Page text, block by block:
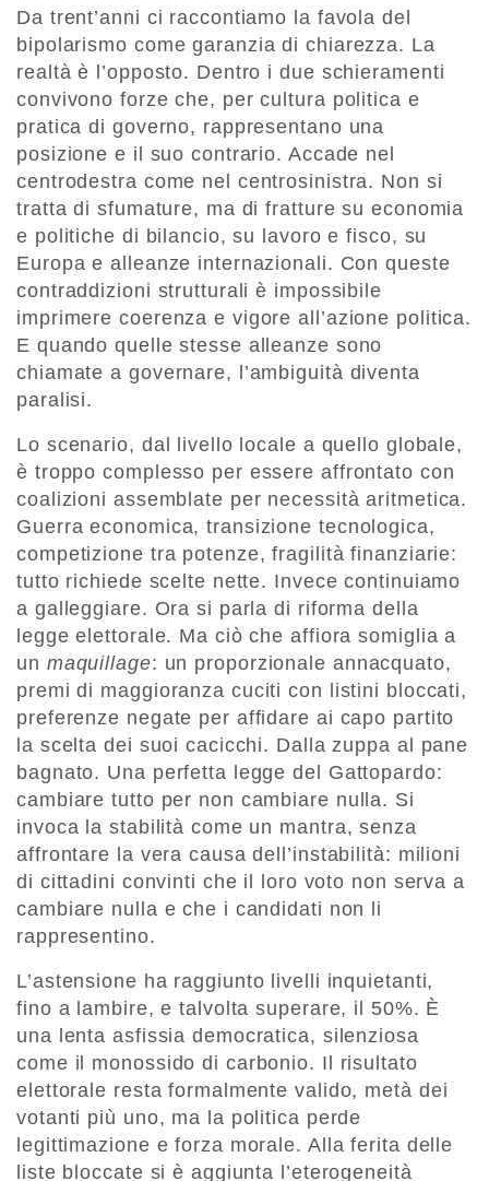
Da trent’anni ci raccontiamo la favola del
bipolarismo come garanzia di chiarezza. La
realtà è l’opposto. Dentro i due schieramenti
convivono forze che, per cultura politica e
pratica di governo, rappresentano una
posizione e il suo contrario. Accade nel
centrodestra come nel centrosinistra. Non si
tratta di sfumature, ma di fratture su economia
e politiche di bilancio, su lavoro e fisco, su
Europa e alleanze internazionali. Con queste
contraddizioni strutturali è impossibile
imprimere coerenza e vigore all’azione politica.
E quando quelle stesse alleanze sono
chiamate a governare, l’ambiguità diventa
paralisi.
Lo scenario, dal livello locale a quello globale,
è troppo complesso per essere affrontato con
coalizioni assemblate per necessità aritmetica.
Guerra economica, transizione tecnologica,
competizione tra potenze, fragilità finanziarie:
tutto richiede scelte nette. Invece continuiamo
a galleggiare. Ora si parla di riforma della
legge elettorale. Ma ciò che affiora somiglia a
un maquillage: un proporzionale annacquato,
premi di maggioranza cuciti con listini bloccati,
preferenze negate per affidare ai capo partito
la scelta dei suoi cacicchi. Dalla zuppa al pane
bagnato. Una perfetta legge del Gattopardo:
cambiare tutto per non cambiare nulla. Si
invoca la stabilità come un mantra, senza
affrontare la vera causa dell’instabilità: milioni
di cittadini convinti che il loro voto non serva a
cambiare nulla e che i candidati non li
rappresentino.
L’astensione ha raggiunto livelli inquietanti,
fino a lambire, e talvolta superare, il 50%. È
una lenta asfissia democratica, silenziosa
come il monossido di carbonio. Il risultato
elettorale resta formalmente valido, metà dei
votanti più uno, ma la politica perde
legittimazione e forza morale. Alla ferita delle
liste bloccate si è aggiunta l’eterogeneità